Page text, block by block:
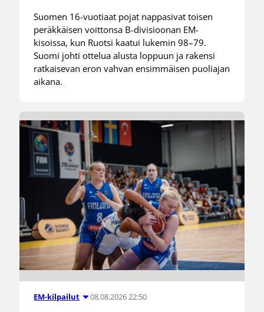
Suomen 16-vuotiaat pojat nappasivat toisen
peräkkäisen voittonsa B-divisioonan EM-
kisoissa, kun Ruotsi kaatui lukemin 98–79.
Suomi johti ottelua alusta loppuun ja rakensi
ratkaisevan eron vahvan ensimmäisen puoliajan
aikana.
EM-kilpailut 08.08.2026 22:50